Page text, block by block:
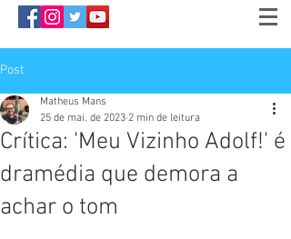
Post
Crítica: 'Meu Vizinho Adolf!' é
dramédia que demora a
achar o tom
Matheus Mans
25 de mai. de 2023 2 min de leitura